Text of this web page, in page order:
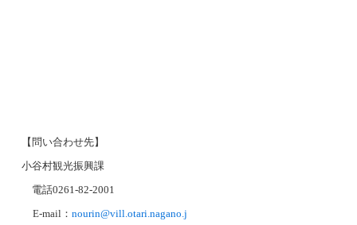
【問い合わせ先】
小谷村観光振興課
電話0261-82-2001
E-mail： nourin@vill.otari.nagano.j